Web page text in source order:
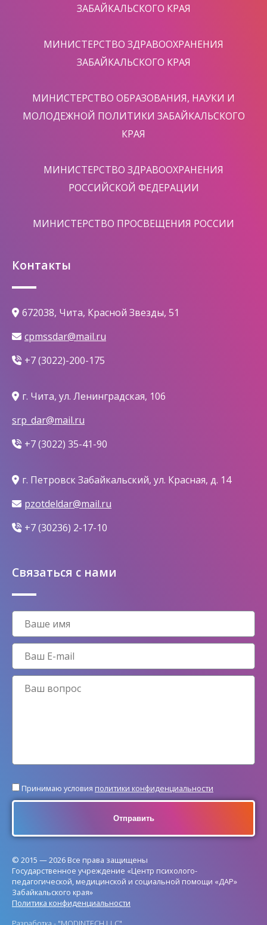
ЗАБАЙКАЛЬСКОГО КРАЯ
МИНИСТЕРСТВО ЗДРАВООХРАНЕНИЯ
ЗАБАЙКАЛЬСКОГО КРАЯ
МИНИСТЕРСТВО ОБРАЗОВАНИЯ, НАУКИ И
МОЛОДЕЖНОЙ ПОЛИТИКИ ЗАБАЙКАЛЬСКОГО
КРАЯ
МИНИСТЕРСТВО ЗДРАВООХРАНЕНИЯ
РОССИЙСКОЙ ФЕДЕРАЦИИ
МИНИСТЕРСТВО ПРОСВЕЩЕНИЯ РОССИИ
Контакты
672038, Чита, Красной Звезды, 51
cpmssdar@mail.ru
+7 (3022)-200-175
г. Чита, ул. Ленинградская, 106
srp_dar@mail.ru
+7 (3022) 35-41-90
г. Петровск Забайкальский, ул. Красная, д. 14
pzotdeldar@mail.ru
+7 (30236) 2-17-10
Связаться с нами
Принимаю условия политики конфиденциальности
© 2015 — 2026 Все права защищены
Государственное учреждение «Центр психолого-
педагогической, медицинской и социальной помощи «ДАР»
Забайкальского края»
Политика конфиденциальности